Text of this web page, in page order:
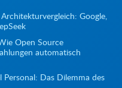
Google,
Open Source
automatisch
Das Dilemma des